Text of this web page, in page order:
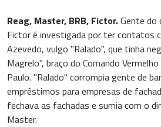
Reag, Master, BRB, Fictor.Gente do
Fictor é investigada por ter contatos
Azevedo, vulgo "Ralado", que tinha
Magrelo", braço do Comando
Paulo. "Ralado" corrompia gente de
empréstimos para empresas de
fechava as fachadas e sumia com o
Master.